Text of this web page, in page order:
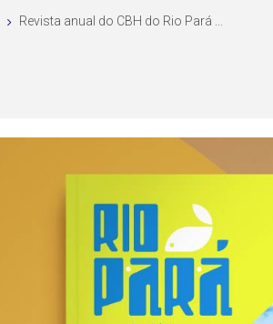
Revista anual do CBH do Rio Pará ...